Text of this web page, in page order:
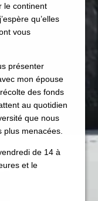
le continent
qu’elles
vous
présenter
mon épouse
des fonds
au quotidien
que nous
menacées.
de 14 à
et le